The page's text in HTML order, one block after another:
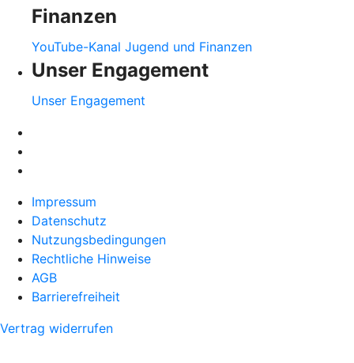
Finanzen
YouTube-Kanal Jugend und Finanzen
Unser Engagement
Unser Engagement
Impressum
Datenschutz
Nutzungsbedingungen
Rechtliche Hinweise
AGB
Barrierefreiheit
Vertrag widerrufen